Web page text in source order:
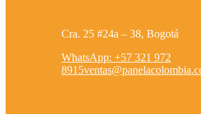
Cra. 25 #24a – 38, Bogotá
WhatsApp: +57 321 972
8915